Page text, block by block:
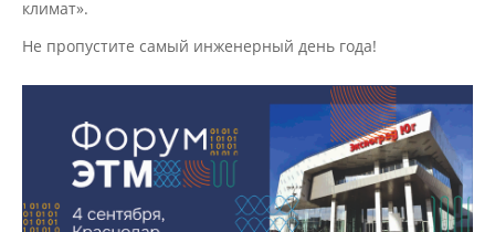
климат».
Не пропустите самый инженерный день года!